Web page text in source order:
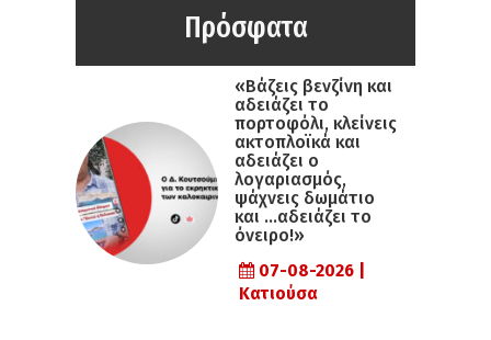
Πρόσφατα
«Βάζεις βενζίνη και
αδειάζει το
πορτοφόλι, κλείνεις
ακτοπλοϊκά και
αδειάζει ο
λογαριασμός,
ψάχνεις δωμάτιο
και …αδειάζει το
όνειρο!»
07-08-2026 |
Κατιούσα